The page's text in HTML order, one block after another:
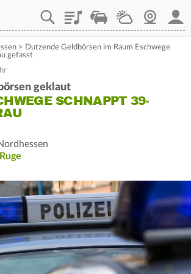
PlaylistStaupilotWetterWebcam
> Dutzende Geldbörsen im Raum Eschwege
gefasst
geklaut
SCHNAPPT 39-